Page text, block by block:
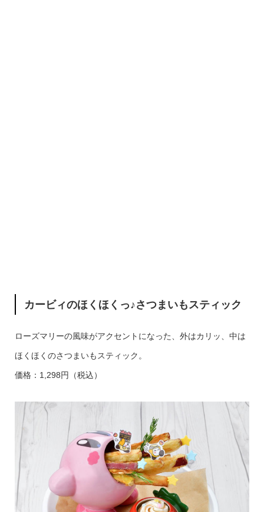
カービィのほくほくっ♪さつまいもスティック
ローズマリーの風味がアクセントになった、外はカリッ、中は
ほくほくのさつまいもスティック。
価格：1,298円（税込）